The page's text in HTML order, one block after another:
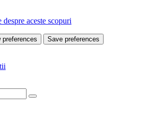
aceste scopuri
preferences Save preferences